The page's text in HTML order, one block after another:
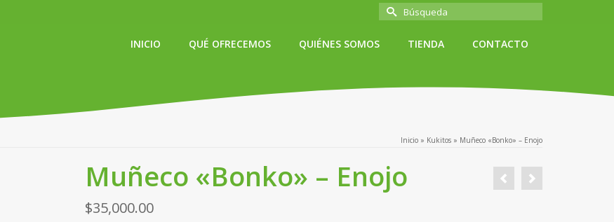
Buscar
por:
INICIO
QUÉ OFRECEMOS QUIÉNES SOMOS TIENDA CONTACTO
Inicio » Kukitos » Muñeco «Bonko» – Enojo
Muñeco «Bonko» – Enojo
$35,000.00